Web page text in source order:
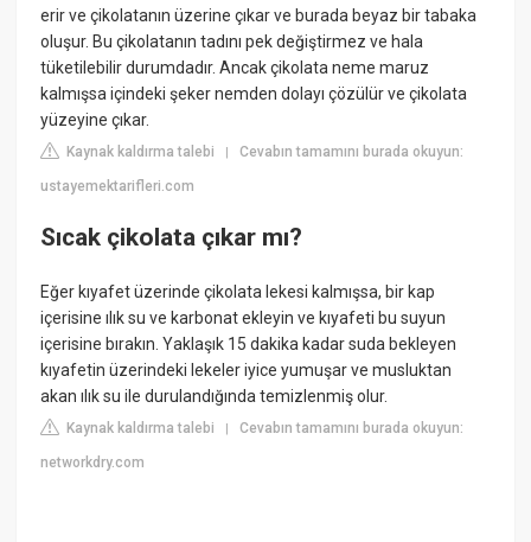
erir ve çikolatanın üzerine çıkar ve burada beyaz bir tabaka
oluşur. Bu çikolatanın tadını pek değiştirmez ve hala
tüketilebilir durumdadır. Ancak çikolata neme maruz
kalmışsa içindeki şeker nemden dolayı çözülür ve çikolata
yüzeyine çıkar.
Kaynak kaldırma talebi |Cevabın tamamını burada okuyun:
ustayemektarifleri.com
Sıcak çikolata çıkar mı?
Eğer kıyafet üzerinde çikolata lekesi kalmışsa, bir kap
içerisine ılık su ve karbonat ekleyin ve kıyafeti bu suyun
içerisine bırakın. Yaklaşık 15 dakika kadar suda bekleyen
kıyafetin üzerindeki lekeler iyice yumuşar ve musluktan
akan ılık su ile durulandığında temizlenmiş olur.
Kaynak kaldırma talebi |Cevabın tamamını burada okuyun:
networkdry.com